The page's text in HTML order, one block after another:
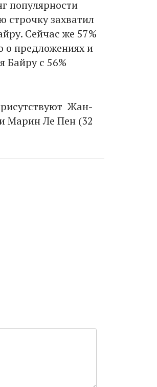
популярности
строчку захватил
Сейчас же 57%
о предложениях и
Байру с 56%
Жан-
Марин Ле Пен (32